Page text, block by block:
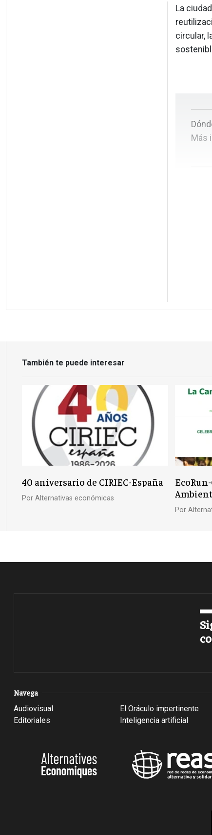
La
circular,
Más
También te puede interesar
40 aniversario de CIRIEC-España
Por Alternativas económicas
Por
Navega
Audiovisual
Editoriales
El Oráculo impertinente
Inteligencia artificial